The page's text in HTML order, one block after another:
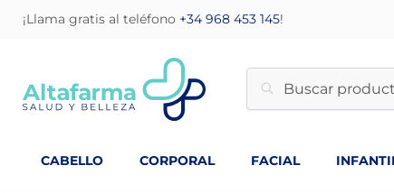
¡Llama gratis al teléfono +34 968 453 145!
CABELLO CORPORAL FACIAL